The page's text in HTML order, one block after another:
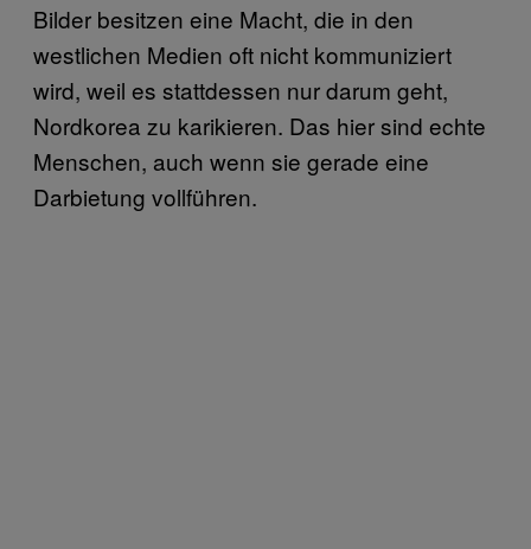
Bilder besitzen eine Macht, die in den
westlichen Medien oft nicht kommuniziert
wird, weil es stattdessen nur darum geht,
Nordkorea zu karikieren. Das hier sind echte
Menschen, auch wenn sie gerade eine
Darbietung vollführen.